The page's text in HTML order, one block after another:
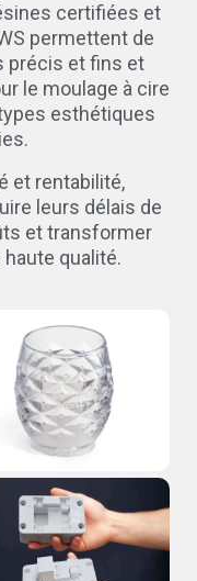
certifiées et
permettent de
précis et fins et
le moulage à cire
esthétiques
et rentabilité,
leurs délais de
et transformer
qualité.